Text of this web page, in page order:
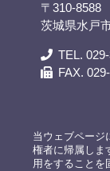
〒310-8588
茨城県水戸
TEL.
FAX.
当ウェブページ
権者に帰属しま
用をすることを